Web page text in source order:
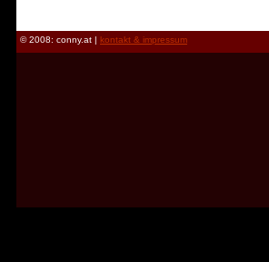
© 2008: conny.at | kontakt & impressum